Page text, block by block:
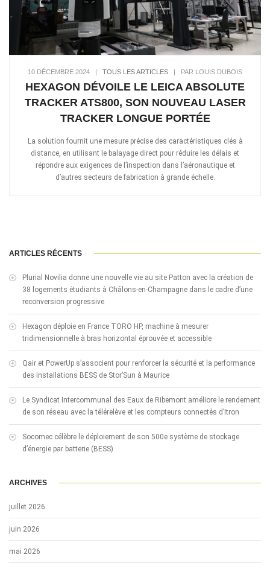
10 DÉCEMBRE 2024 | TOUS LES ARTICLES | PAR LOUIS DUBOIS
HEXAGON DÉVOILE LE LEICA ABSOLUTE
TRACKER ATS800, SON NOUVEAU LASER
TRACKER LONGUE PORTÉE
La solution fournit une mesure précise des caractéristiques clés à
distance, en utilisant le balayage direct pour réduire les délais et
répondre aux exigences de l’inspection dans l’aéronautique et
d’autres secteurs de fabrication à grande échelle.
ARTICLES RÉCENTS
Plurial Novilia donne une nouvelle vie au site Patton avec la création de
38 logements étudiants à Châlons-en-Champagne dans le cadre d’une
reconversion progressive
Hexagon déploie en France TORO HP, machine à mesurer
tridimensionnelle à bras horizontal éprouvée et accessible
Qair et PowerUp s’associent pour renforcer la sécurité et la performance
des installations BESS de Stor’Sun à Maurice
Le Syndicat Intercommunal des Eaux de Ribemont améliore le rendement
de son réseau avec la télérelève et les compteurs connectés d’Itron
Socomec célèbre le déploiement de son 500e système de stockage
d’énergie par batterie (BESS)
ARCHIVES
juillet 2026
juin 2026
mai 2026